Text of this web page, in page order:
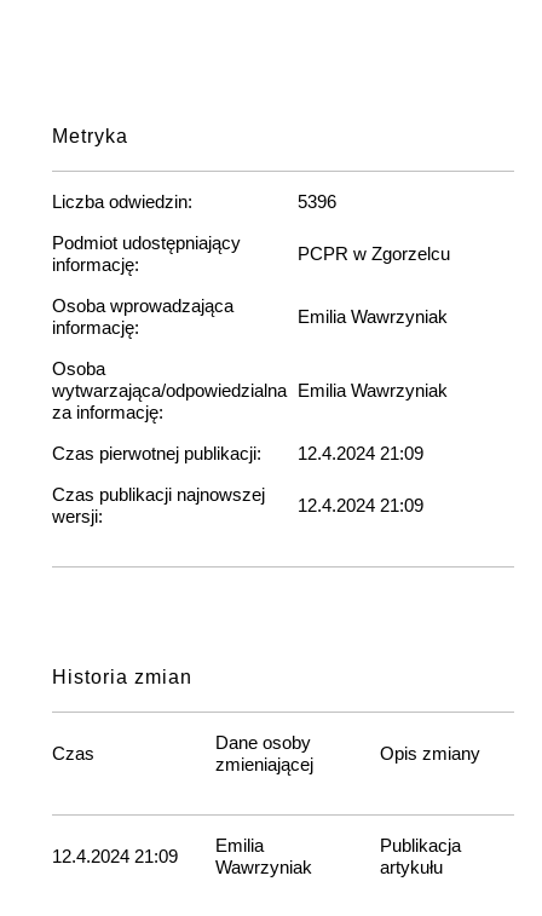
Metryka
Liczba odwiedzin:
5396
Podmiot udostępniający
informację:
PCPR w Zgorzelcu
Osoba wprowadzająca
informację:
Emilia Wawrzyniak
Osoba
wytwarzająca/odpowiedzialna
za informację:
Emilia Wawrzyniak
Czas pierwotnej publikacji:
12.4.2024 21:09
Czas publikacji najnowszej
wersji:
12.4.2024 21:09
Historia zmian
Czas
Dane osoby
zmieniającej
Opis zmiany
12.4.2024 21:09
Emilia
Wawrzyniak
Publikacja
artykułu